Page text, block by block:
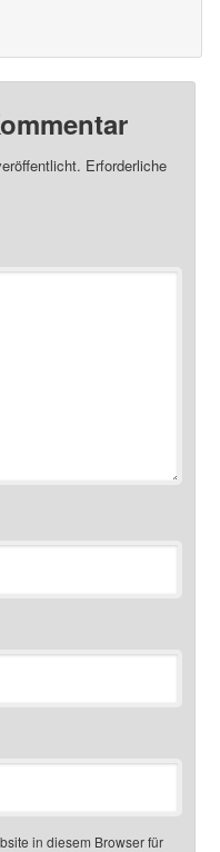
Erforderliche
in diesem Browser für